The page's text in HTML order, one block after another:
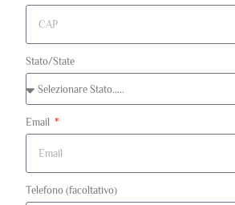
Stato/State
Email
Telefono (facoltativo)